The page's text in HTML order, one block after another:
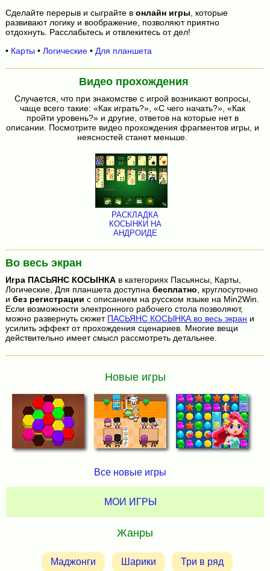
Сделайте перерыв и сыграйте в онлайн игры, которые
развивают логику и воображение, позволяют приятно
отдохнуть. Расслабьтесь и отвлекитесь от дел!
• Карты • Логические• Для планшета
Видео прохождения
Случается, что при знакомстве с игрой возникают вопросы,
чаще всего такие: «Как играть?», «С чего начать?», «Как
пройти уровень?» и другие, ответов на которые нет в
описании. Посмотрите видео прохождения фрагментов игры, и
неясностей станет меньше.
РАСКЛАДКА
КОСЫНКИ НА
АНДРОИДЕ
Во весь экран
Игра ПАСЬЯНС КОСЫНКАв категориях Пасьянсы, Карты,
Логические, Для планшета доступна бесплатно , круглосуточно
и без регистрации с описанием на русском языке на Min2Win.
Если возможности электронного рабочего стола позволяют,
можно развернуть сюжет ПАСЬЯНС КОСЫНКА во весь экран и
усилить эффект от прохождения сценариев. Многие вещи
действительно имеет смысл рассмотреть детальнее.
Новые игры
Все новые игры
МОИ ИГРЫ
Жанры
Маджонги Шарики Три в ряд